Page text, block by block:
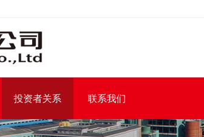
投资者关系 联系我们